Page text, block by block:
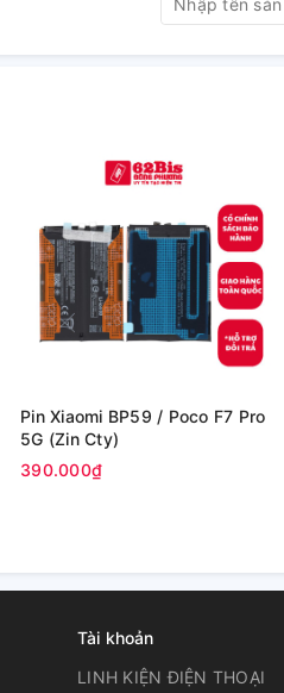
Pin Xiaomi BP59 / Poco F7 Pro
5G (Zin Cty)
390.000₫
Tài khoản
LINH KIỆN ĐIỆN THOẠI